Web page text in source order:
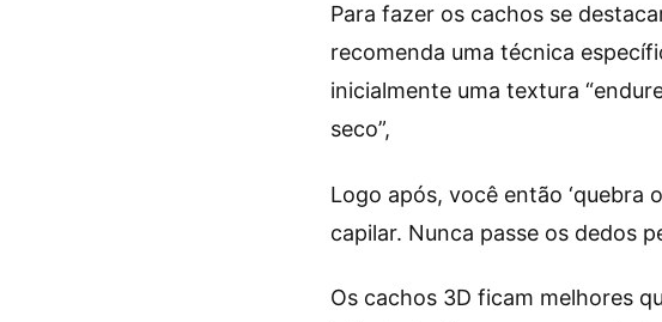
Para fazer os cachos se
recomenda uma técnica
inicialmente uma textura
seco”,
Logo após, você então ‘quebra
capilar. Nunca passe os dedos
Os cachos 3D ficam melhores